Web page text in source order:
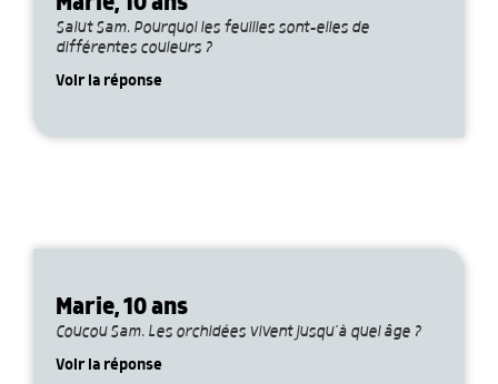
Salut Sam. Pourquoi les feuilles sont-elles de
différentes couleurs ?
Voir la réponse
Marie, 10 ans
Coucou Sam. Les orchidées vivent jusqu’à quel âge ?
Voir la réponse